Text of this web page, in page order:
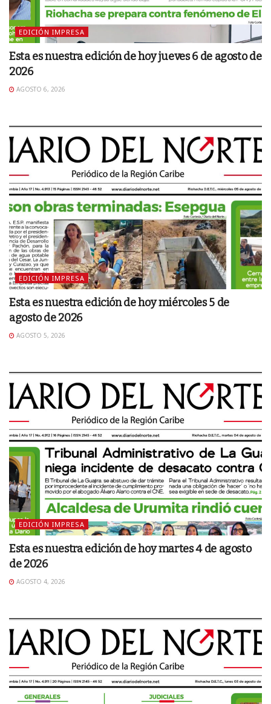
EDICIÓN IMPRESA
Esta es nuestra edición de hoy jueves 6 de agosto de
2026
AGOSTO 6, 2026
EDICIÓN IMPRESA
Esta es nuestra edición de hoy miércoles 5 de
agosto de 2026
AGOSTO 5, 2026
EDICIÓN IMPRESA
Esta es nuestra edición de hoy martes 4 de agosto
de 2026
AGOSTO 4, 2026